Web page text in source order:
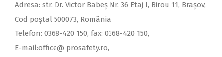
Adresa: str. Dr. Victor Babeș Nr. 36 Etaj I, Birou 11, Brașov,
Cod poștal 500073, România
Telefon: 0368-420 150, fax: 0368-420 150,
E-mail:office@ prosafety.ro,